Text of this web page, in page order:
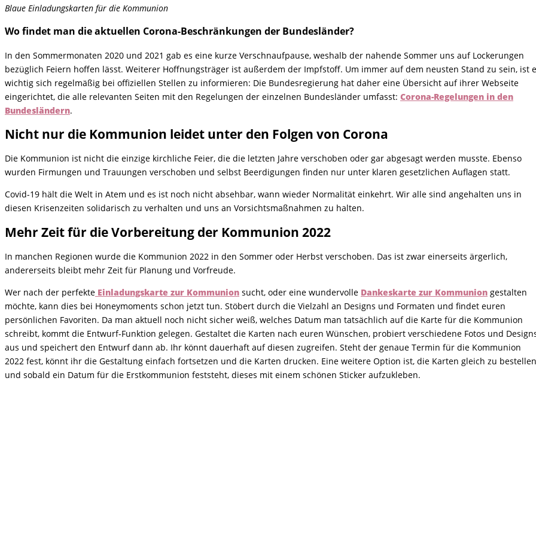
Blaue Einladungskarten für die Kommunion
Wo findet man die aktuellen Corona-Beschränkungen der Bundesländer?
In den Sommermonaten 2020 und 2021 gab es eine kurze Verschnaufpause, weshalb der nahende Sommer uns auf Lockerungen
bezüglich Feiern hoffen lässt. Weiterer Hoffnungsträger ist außerdem der Impfstoff. Um immer auf dem neusten Stand zu sein, ist
wichtig sich regelmäßig bei offiziellen Stellen zu informieren: Die Bundesregierung hat daher eine Übersicht auf ihrer Webseite
eingerichtet, die alle relevanten Seiten mit den Regelungen der einzelnen Bundesländer umfasst: Corona-Regelungen in den
Bundesländern.
Nicht nur die Kommunion leidet unter den Folgen von Corona
Die Kommunion ist nicht die einzige kirchliche Feier, die die letzten Jahre verschoben oder gar abgesagt werden musste. Ebenso
wurden Firmungen und Trauungen verschoben und selbst Beerdigungen finden nur unter klaren gesetzlichen Auflagen statt.
Covid-19 hält die Welt in Atem und es ist noch nicht absehbar, wann wieder Normalität einkehrt. Wir alle sind angehalten uns in
diesen Krisenzeiten solidarisch zu verhalten und uns an Vorsichtsmaßnahmen zu halten.
Mehr Zeit für die Vorbereitung der Kommunion 2022
In manchen Regionen wurde die Kommunion 2022 in den Sommer oder Herbst verschoben. Das ist zwar einerseits ärgerlich,
andererseits bleibt mehr Zeit für Planung und Vorfreude.
Wer nach der perfekte Einladungskarte zur Kommunion sucht, oder eine wundervolle Dankeskarte zur Kommunion gestalten
möchte, kann dies bei Honeymoments schon jetzt tun. Stöbert durch die Vielzahl an Designs und Formaten und findet euren
persönlichen Favoriten. Da man aktuell noch nicht sicher weiß, welches Datum man tatsächlich auf die Karte für die Kommunion
schreibt, kommt die Entwurf-Funktion gelegen. Gestaltet die Karten nach euren Wünschen, probiert verschiedene Fotos und
aus und speichert den Entwurf dann ab. Ihr könnt dauerhaft auf diesen zugreifen. Steht der genaue Termin für die Kommunion
2022 fest, könnt ihr die Gestaltung einfach fortsetzen und die Karten drucken. Eine weitere Option ist, die Karten gleich zu bestellen
und sobald ein Datum für die Erstkommunion feststeht, dieses mit einem schönen Sticker aufzukleben.